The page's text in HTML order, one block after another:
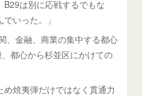
は別に応戦するでもな
いった。」
、金融、商業の集中する都心
都心から杉並区にかけての
焼夷弾だけではなく貫通力